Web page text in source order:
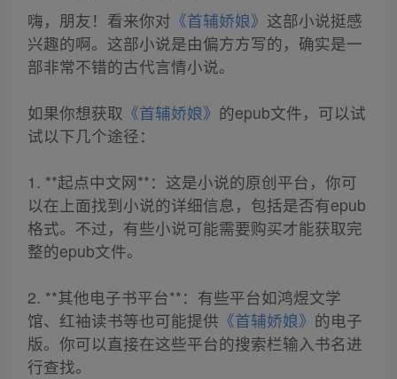
嗨，朋友！看来你对 《首辅娇娘》 这部小说挺感
兴趣的啊。这部小说是由偏方方写的，确实是一
部非常不错的古代言情小说。
如果你想获取 《首辅娇娘》 的epub文件，可以试
试以下几个途径：
1. **起点中文网**：这是小说的原创平台，你可
以在上面找到小说的详细信息，包括是否有epub
格式。不过，有些小说可能需要购买才能获取完
整的epub文件。
2. **其他电子书平台**：有些平台如鸿煜文学
馆、红袖读书等也可能提供 《首辅娇娘》 的电子
版。你可以直接在这些平台的搜索栏输入书名进
行查找。